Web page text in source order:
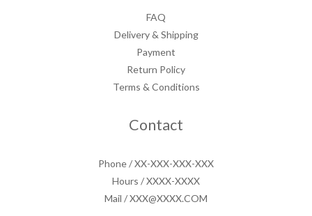
FAQ
Delivery & Shipping
Payment
Return Policy
Terms & Conditions
Contact
Phone / XX-XXX-XXX-XXX
Hours / XXXX-XXXX
Mail / XXX@XXXX.COM